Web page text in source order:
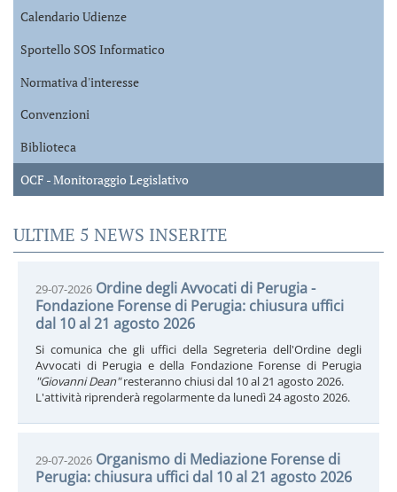
Calendario Udienze
Sportello SOS Informatico
Normativa d'interesse
Convenzioni
Biblioteca
OCF - Monitoraggio Legislativo
ULTIME 5 NEWS INSERITE
29-07-2026 Ordine degli Avvocati di Perugia -
Fondazione Forense di Perugia: chiusura uffici
dal 10 al 21 agosto 2026
Si comunica che gli uffici della Segreteria dell'Ordine degli
Avvocati di Perugia e della Fondazione Forense di Perugia
"Giovanni Dean"resteranno chiusi dal 10 al 21 agosto 2026.
L'attività riprenderà regolarmente da lunedì 24 agosto 2026.
29-07-2026 Organismo di Mediazione Forense di
Perugia: chiusura uffici dal 10 al 21 agosto 2026